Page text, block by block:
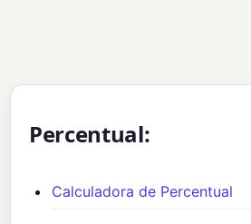
Percentual:
Calculadora de Percentual